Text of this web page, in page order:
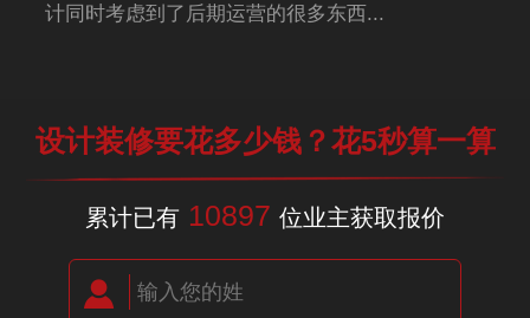
计同时考虑到了后期运营的很多东西...
设计装修要花多少钱？花5秒算一算
累计已有 10897 位业主获取报价